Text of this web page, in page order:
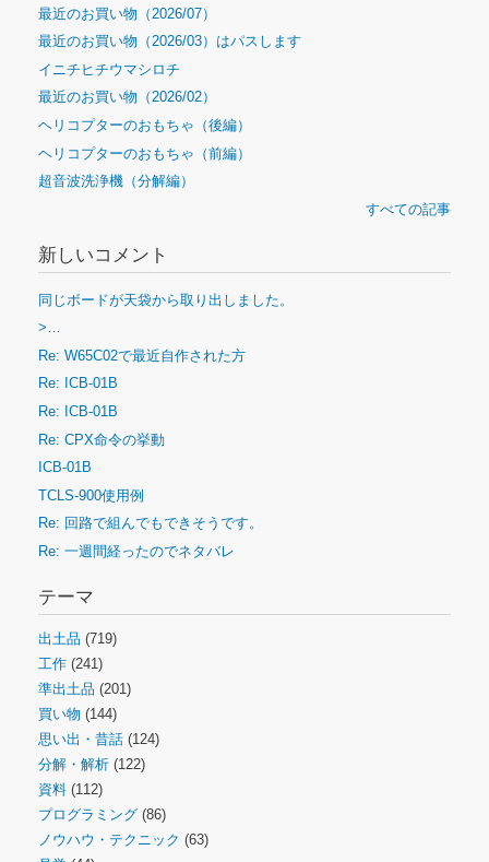
最近のお買い物（2026/07）
最近のお買い物（2026/03）はパスします
イニチヒチウマシロチ
最近のお買い物（2026/02）
ヘリコプターのおもちゃ（後編）
ヘリコプターのおもちゃ（前編）
超音波洗浄機（分解編）
すべての記事
新しいコメント
同じボードが天袋から取り出しました。
>…
Re: W65C02で最近自作された方
Re: ICB-01B
Re: ICB-01B
Re: CPX命令の挙動
ICB-01B
TCLS-900使用例
Re: 回路で組んでもできそうです。
Re: 一週間経ったのでネタバレ
テーマ
出土品 (719)
工作 (241)
準出土品 (201)
買い物 (144)
思い出・昔話 (124)
分解・解析 (122)
資料 (112)
プログラミング (86)
ノウハウ・テクニック (63)